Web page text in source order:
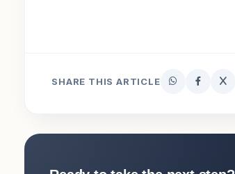
SHARE THIS ARTICLE